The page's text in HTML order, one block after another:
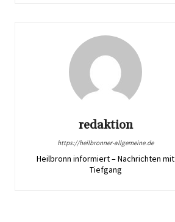
redaktion
https://heilbronner-allgemeine.de
Heilbronn informiert – Nachrichten mit
Tiefgang